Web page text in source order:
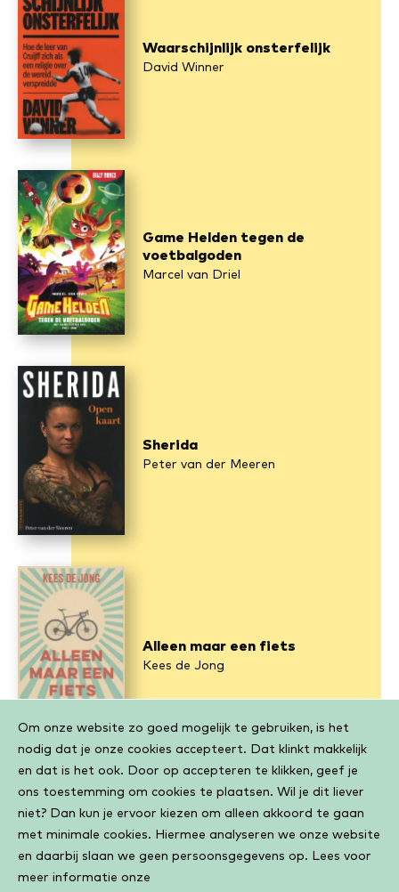
Cookiebar
Om onze website zo goed mogelijk te gebruiken, is het
nodig dat je onze cookies accepteert. Dat klinkt makkelijk
en dat is het ook. Door op accepteren te klikken, geef je
ons toestemming om cookies te plaatsen. Wil je dit liever
niet? Dan kun je ervoor kiezen om alleen akkoord te gaan
met minimale cookies. Hiermee analyseren we onze website
en daarbij slaan we geen persoonsgegevens op. Lees voor
meer informatie onze
Waarschijnlijk onsterfelijk
David Winner
Game Helden tegen de
voetbalgoden
Marcel van Driel
Sherida
Peter van der Meeren
Alleen maar een fiets
Kees de Jong
Kriskras door de Formule 1